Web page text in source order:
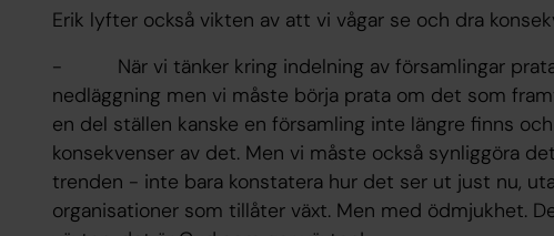
Erik lyfter också vikten av att vi vågar se och dra
- När vi tänker kring indelning av församlingar
nedläggning men vi måste börja prata om det som
en del ställen kanske en församling inte längre finns
konsekvenser av det. Men vi måste också synliggöra
trenden - inte bara konstatera hur det ser ut just nu,
organisationer som tillåter växt. Men med ödmjukhet.